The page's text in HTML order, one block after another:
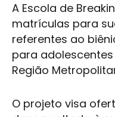
A Escola de
matrículas para
referentes ao
para
Região
O projeto visa